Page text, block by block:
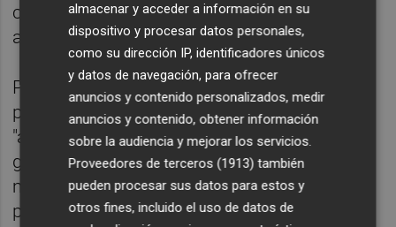
colaboración con las comunidades
autónomas.
Por lo que se refiere al personal sanitario, se
proponen mejorar sus condiciones
"agilizando el proceso para
garantizar el cumplimiento del II Acuerdo en
materia de sanidad e impulsando un
programa de retorno de los profesionales
almacenar y acceder a información en su
dispositivo y procesar datos personales,
como su dirección IP, identificadores únicos
y datos de navegación, para ofrecer
anuncios y contenido personalizados, medir
anuncios y contenido, obtener información
sobre la audiencia y mejorar los servicios.
Proveedores de terceros (1913) también
pueden procesar sus datos para estos y
otros fines, incluido el uso de datos de